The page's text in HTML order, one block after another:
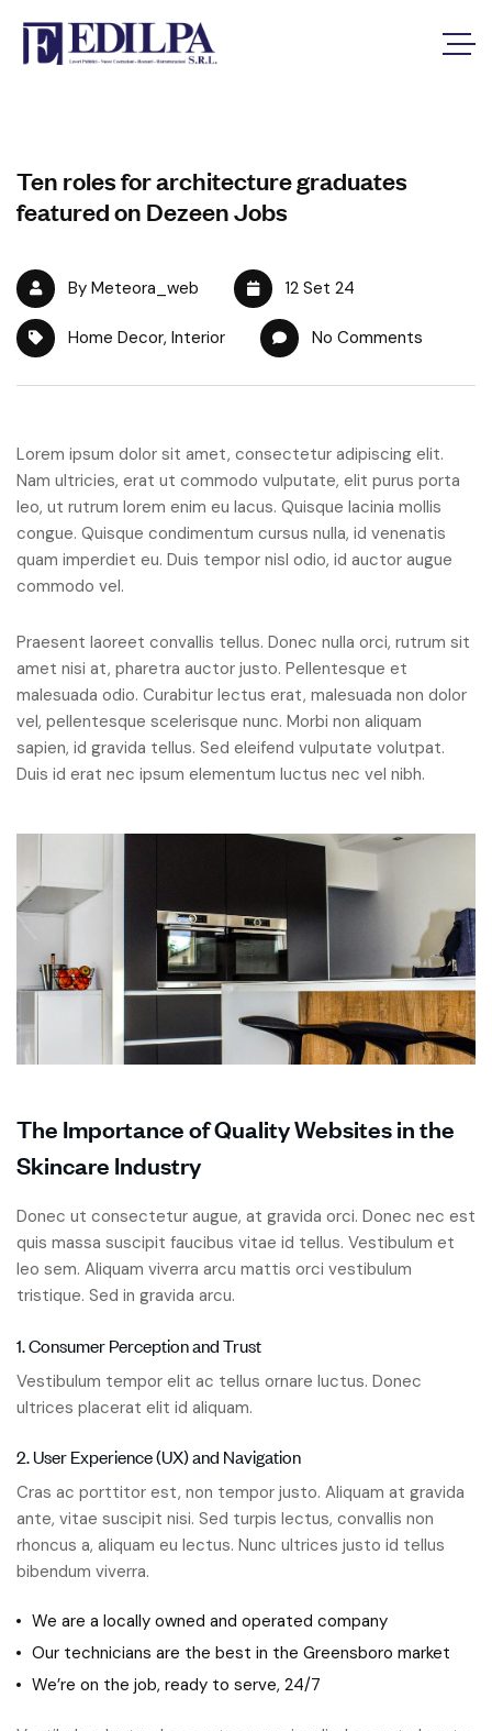
Ten roles for architecture graduates
featured on Dezeen Jobs
By Meteora_web 12 Set 24
Home Decor, Interior No Comments
Lorem ipsum dolor sit amet, consectetur adipiscing elit.
Nam ultricies, erat ut commodo vulputate, elit purus porta
leo, ut rutrum lorem enim eu lacus. Quisque lacinia mollis
congue. Quisque condimentum cursus nulla, id venenatis
quam imperdiet eu. Duis tempor nisl odio, id auctor augue
commodo vel.
Praesent laoreet convallis tellus. Donec nulla orci, rutrum sit
amet nisi at, pharetra auctor justo. Pellentesque et
malesuada odio. Curabitur lectus erat, malesuada non dolor
vel, pellentesque scelerisque nunc. Morbi non aliquam
sapien, id gravida tellus. Sed eleifend vulputate volutpat.
Duis id erat nec ipsum elementum luctus nec vel nibh.
The Importance of Quality Websites in the
Skincare Industry
Donec ut consectetur augue, at gravida orci. Donec nec est
quis massa suscipit faucibus vitae id tellus. Vestibulum et
leo sem. Aliquam viverra arcu mattis orci vestibulum
tristique. Sed in gravida arcu.
1. Consumer Perception and Trust
Vestibulum tempor elit ac tellus ornare luctus. Donec
ultrices placerat elit id aliquam.
2. User Experience (UX) and Navigation
Cras ac porttitor est, non tempor justo. Aliquam at gravida
ante, vitae suscipit nisi. Sed turpis lectus, convallis non
rhoncus a, aliquam eu lectus. Nunc ultrices justo id tellus
bibendum viverra.
We are a locally owned and operated company
Our technicians are the best in the Greensboro market
We’re on the job, ready to serve, 24/7